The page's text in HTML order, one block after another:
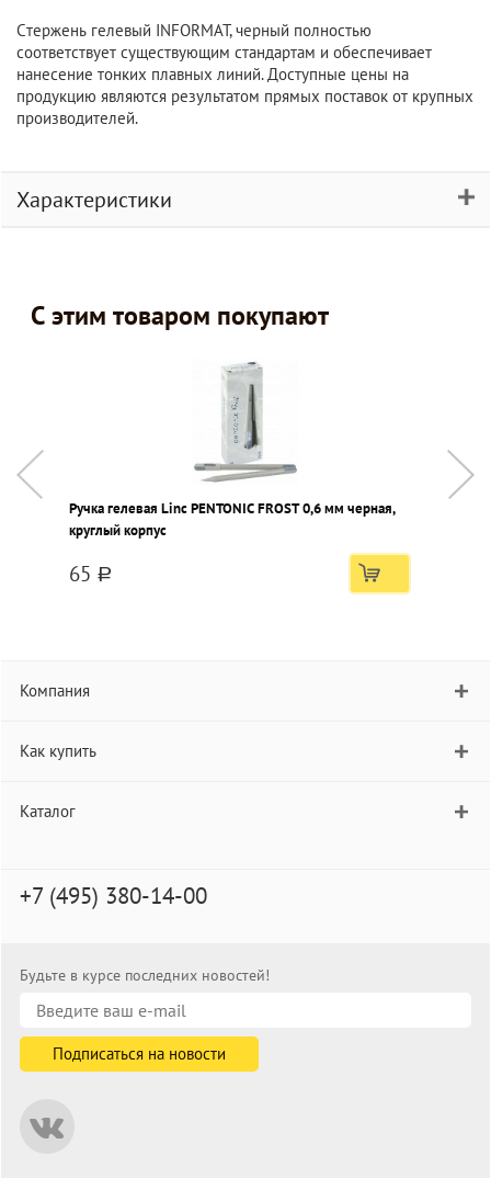
Cтеpжень гелевый INFORMAT, черный полностью
соответствует существующим стандартам и обеспечивает
нанесение тонких плавных линий. Доступные цены на
продукцию являются результатом прямых поставок от крупных
производителей.
Характеристики
С этим товаром покупают
Ручка гелевая Linc PENTONIC FROST 0,6 мм черная,
круглый корпус
65 a
Компания
Как купить
Каталог
+7 (495) 380-14-00
Будьте в курсе последних новостей!